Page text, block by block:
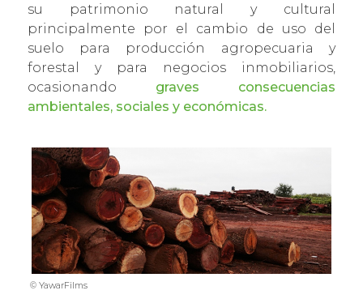
su patrimonio natural y cultural
principalmente por el cambio de uso del
suelo para producción agropecuaria y
forestal y para negocios inmobiliarios,
ocasionando graves consecuencias
ambientales, sociales y económicas.
© YawarFilms